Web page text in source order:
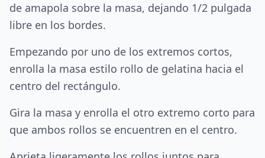
de amapola sobre la masa, dejando 1/2 pulgada
libre en los bordes.
Empezando por uno de los extremos cortos,
enrolla la masa estilo rollo de gelatina hacia el
centro del rectángulo.
Gira la masa y enrolla el otro extremo corto para
que ambos rollos se encuentren en el centro.